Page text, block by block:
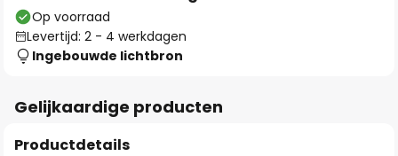
Op voorraad
Levertijd: 2 - 4 werkdagen
Ingebouwde lichtbron
Gelijkaardige producten
Productdetails